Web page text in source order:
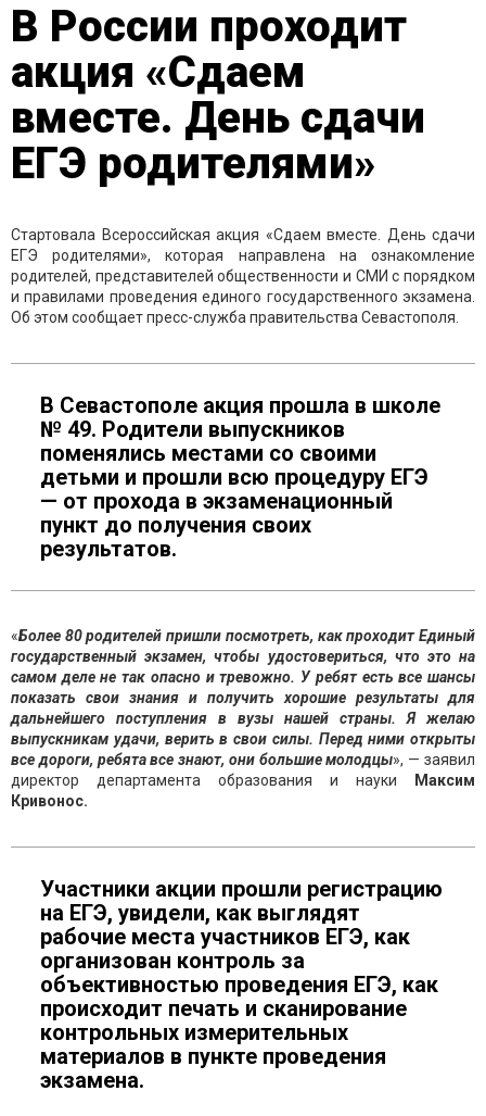
В России проходит
акция «Сдаем
вместе. День сдачи
ЕГЭ родителями»
Стартовала Всероссийская акция «Сдаем вместе. День сдачи
ЕГЭ родителями», которая направлена на ознакомление
родителей, представителей общественности и СМИ с порядком
и правилами проведения единого государственного экзамена.
Об этом сообщает пресс-служба правительства Севастополя.
В Севастополе акция прошла в школе
№ 49. Родители выпускников
поменялись местами со своими
детьми и прошли всю процедуру ЕГЭ
— от прохода в экзаменационный
пункт до получения своих
результатов.
«Более 80 родителей пришли посмотреть, как проходит Единый
государственный экзамен, чтобы удостовериться, что это на
самом деле не так опасно и тревожно. У ребят есть все шансы
показать свои знания и получить хорошие результаты для
дальнейшего поступления в вузы нашей страны. Я желаю
выпускникам удачи, верить в свои силы. Перед ними открыты
все дороги, ребята все знают, они большие молодцы», — заявил
директор департамента образования и науки
Максим
Кривонос.
Участники акции прошли регистрацию
на ЕГЭ, увидели, как выглядят
рабочие места участников ЕГЭ, как
организован контроль за
объективностью проведения ЕГЭ, как
происходит печать и сканирование
контрольных измерительных
материалов в пункте проведения
экзамена.